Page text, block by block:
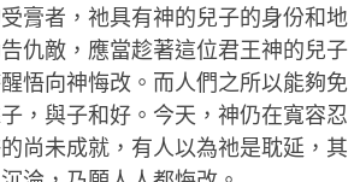
膏者，祂具有神的兒子的身份和地
仇敵，應當趁著這位君王神的兒子
悟向神悔改。而人們之所以能夠免
，與子和好。今天，神仍在寬容忍
尚未成就，有人以為祂是耽延，其